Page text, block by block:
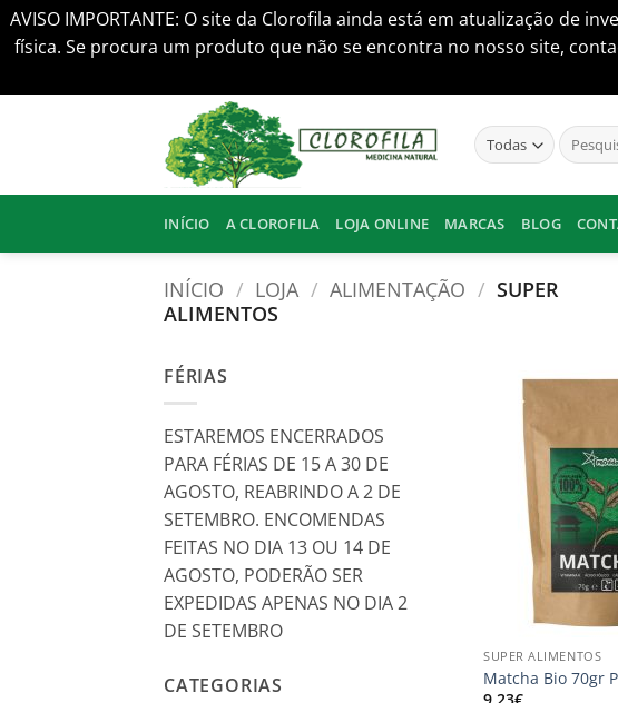
AVISO IMPORTANTE: O site da Clorofila ainda está em atualização
física. Se procura um produto que não se encontra no nosso site,
Pesquisar
por:
INÍCIO A CLOROFILA LOJA ONLINE MARCAS BLOG
INÍCIO / LOJA / ALIMENTAÇÃO / SUPER
ALIMENTOS
FÉRIAS
ESTAREMOS ENCERRADOS
PARA FÉRIAS DE 15 A 30 DE
AGOSTO, REABRINDO A 2 DE
SETEMBRO. ENCOMENDAS
FEITAS NO DIA 13 OU 14 DE
AGOSTO, PODERÃO SER
EXPEDIDAS APENAS NO DIA 2
DE SETEMBRO
CATEGORIAS
SUPER ALIMENTOS
Matcha Bio 70gr